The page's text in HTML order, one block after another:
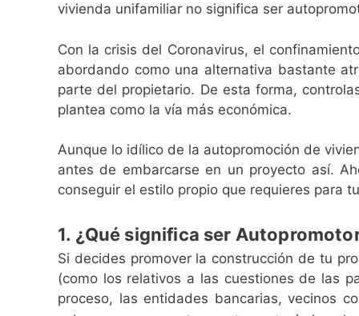
vivienda unifamiliar no significa ser
Con la crisis del Coronavirus, el
abordando como una alternativa bastante
parte del propietario. De esta forma,
plantea como la vía más económica.
Aunque lo idílico de la autopromoción de
antes de embarcarse en un proyecto así.
conseguir el estilo propio que requieres para
1. ¿Qué significa ser
Si decides promover la construcción de tu
(como los relativos a las cuestiones de las
proceso, las entidades bancarias, vecinos